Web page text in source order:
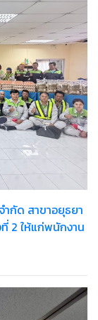
กัด สาขาอยุธยา
าน